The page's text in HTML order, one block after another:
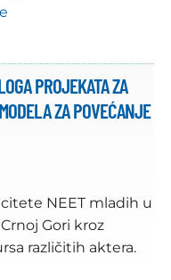
PROJEKATA ZA
ZA POVEĆANJE
NEET mladih u
Gori kroz
različitih aktera.